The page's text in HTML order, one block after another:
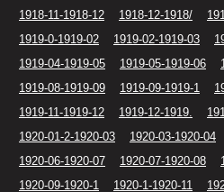
1918-11-1918-12
1918-12-1918/
1919-0-1919-02
1919-02-1919-03
1919-04-1919-05
1919-05-1919-06
1919-08-1919-09
1919-09-1919-1
1919-11-1919-12
1919-12-1919.
1920-01-2-1920-03
1920-03-1920-04
1920-06-1920-07
1920-07-1920-08
1920-09-1920-1
1920-1-1920-11